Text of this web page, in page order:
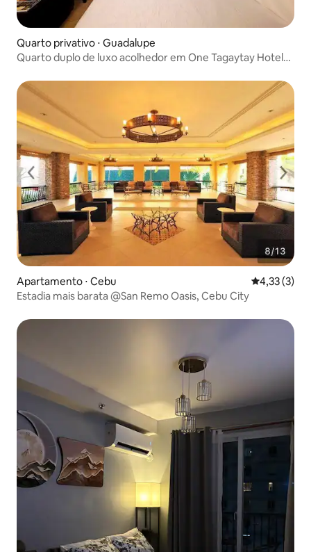
Quarto privativo ⋅ Guadalupe
Quarto duplo de luxo acolhedor em One Tagaytay Hotel
Apartamento ⋅ Cebu 4,33 de
4,33 (3)
Estadia mais barata @San Remo Oasis, Cebu City